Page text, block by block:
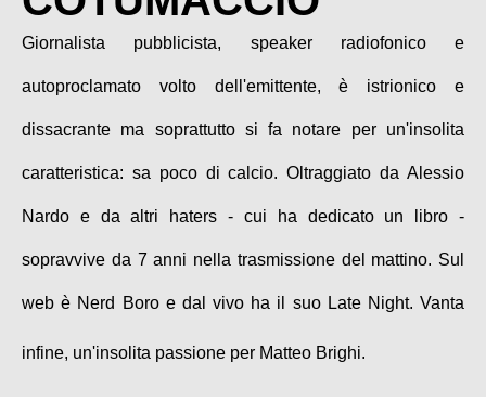
Giornalista pubblicista, speaker radiofonico e
autoproclamato volto dell'emittente, è istrionico e
dissacrante ma soprattutto si fa notare per un'insolita
caratteristica: sa poco di calcio. Oltraggiato da Alessio
Nardo e da altri haters - cui ha dedicato un libro -
sopravvive da 7 anni nella trasmissione del mattino. Sul
web è Nerd Boro e dal vivo ha il suo Late Night. Vanta
infine, un'insolita passione per Matteo Brighi.